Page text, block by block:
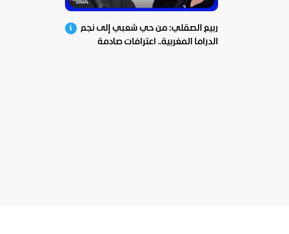
ربيع الصقلي: من حي شعبي إلى نجم
الدراما المغربية.. اعترافات صادمة